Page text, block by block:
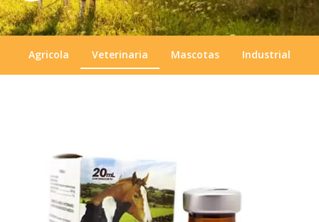
Agricola Veterinaria Mascotas Industrial